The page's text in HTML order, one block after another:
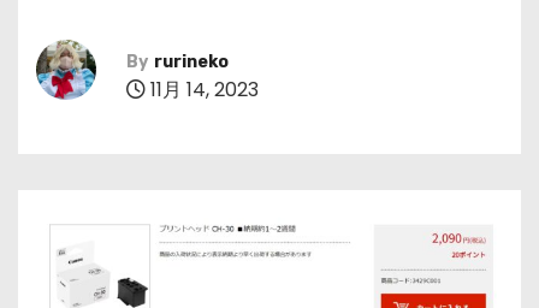
By rurineko
11月 14, 2023